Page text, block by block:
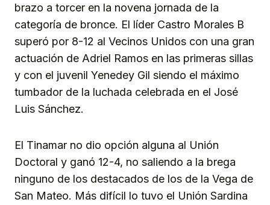
brazo a torcer en la novena jornada de la
categoría de bronce. El líder Castro Morales B
superó por 8-12 al Vecinos Unidos con una gran
actuación de Adriel Ramos en las primeras sillas
y con el juvenil Yenedey Gil siendo el máximo
tumbador de la luchada celebrada en el José
Luis Sánchez.
El Tinamar no dio opción alguna al Unión
Doctoral y ganó 12-4, no saliendo a la brega
ninguno de los destacados de los de la Vega de
San Mateo. Más difícil lo tuvo el Unión Sardina